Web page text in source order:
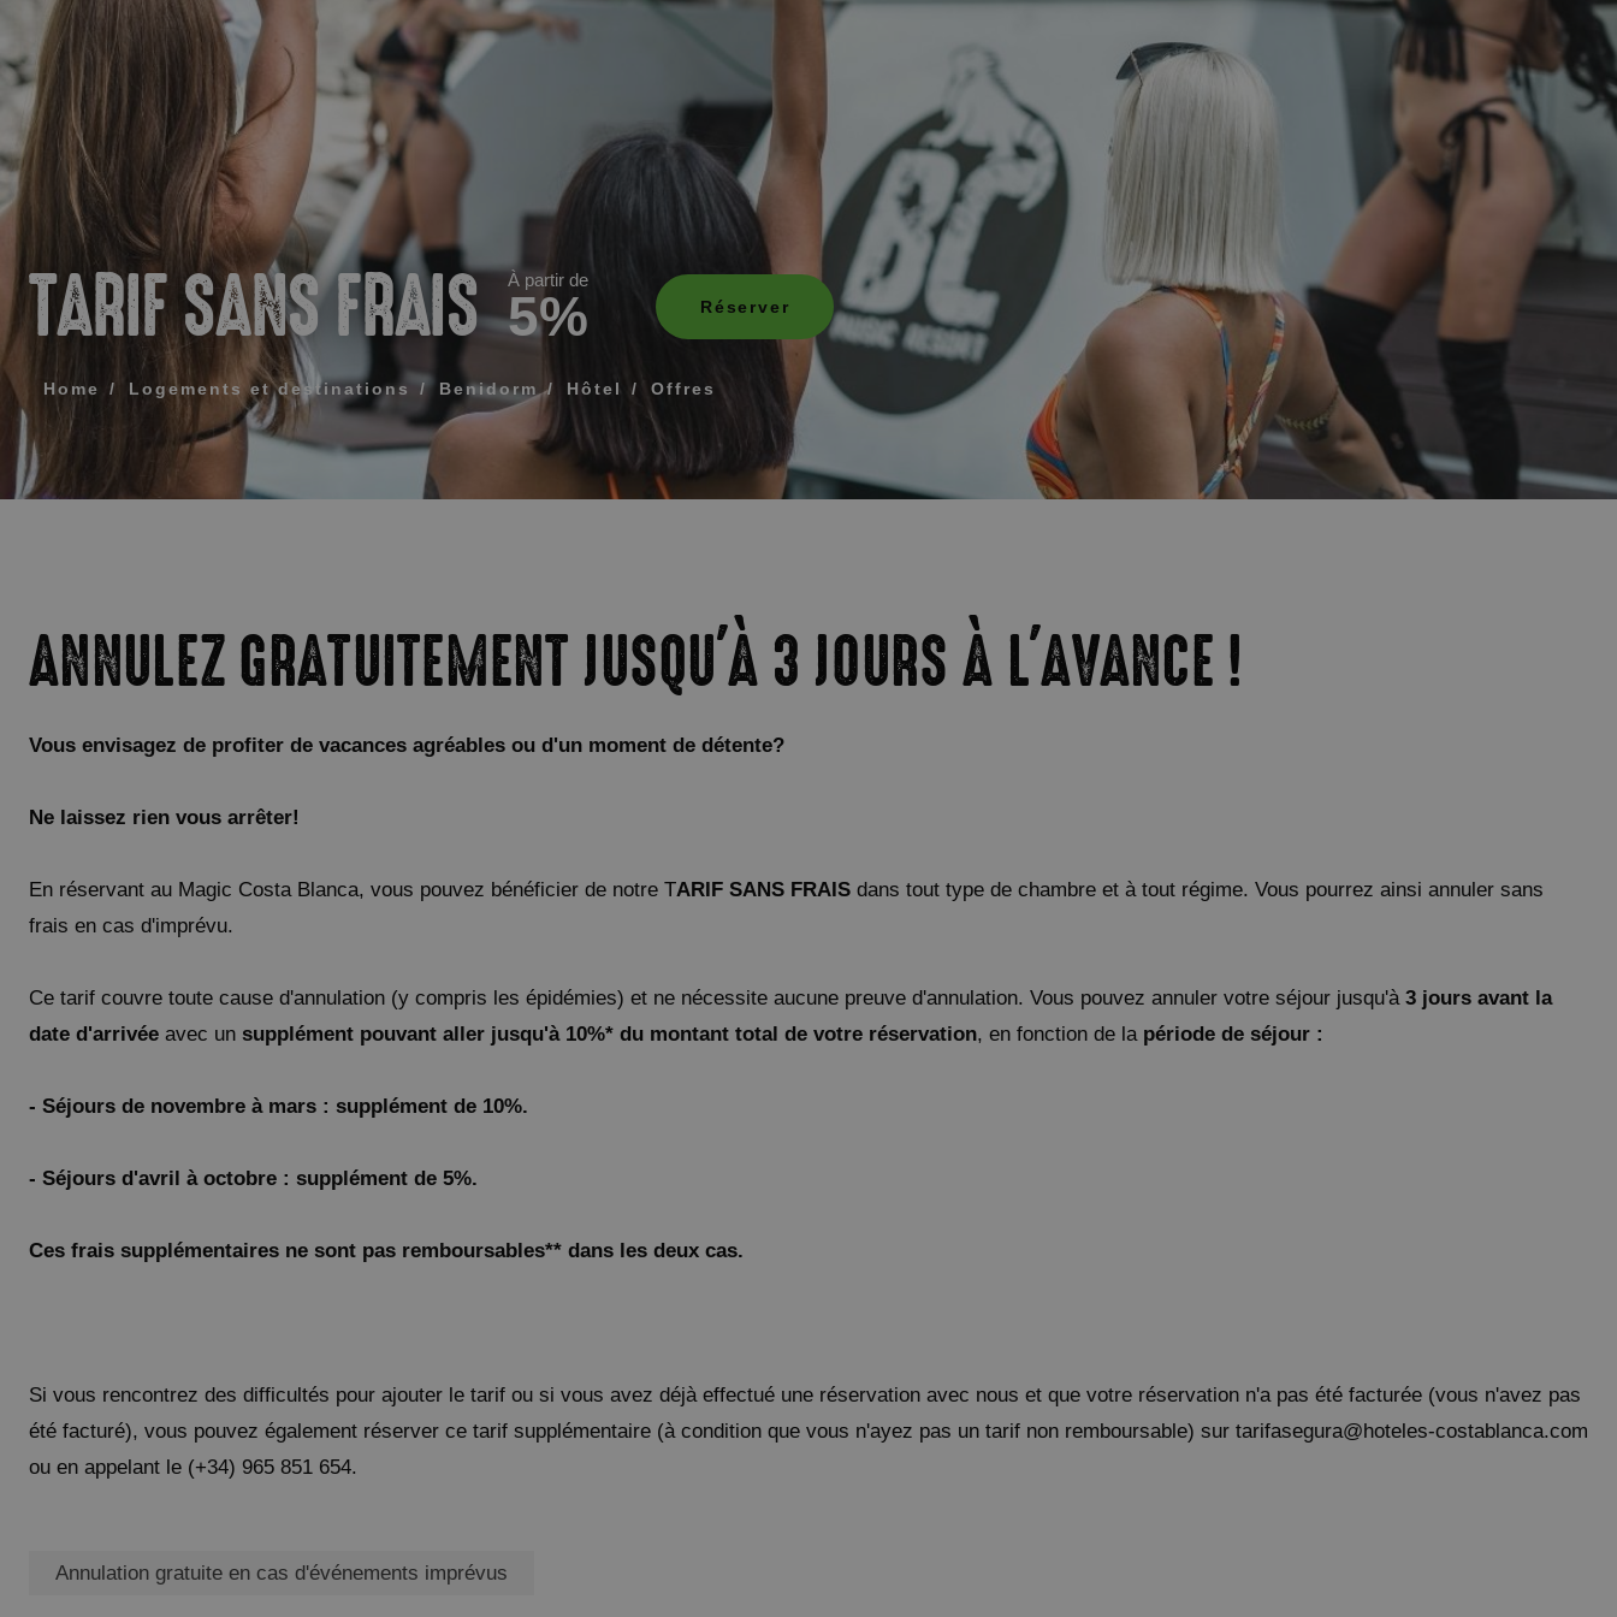
Que comprend mon régime ?
Comment réserver et gérer votre
Modifier ma réservation
Annuler ma réservation
Autres demandes
MESSAGE
J'accepte les termes et conditions de confidentialité
ENVOYER
TARIF SANS FRAIS À partir de
5% Réserver
Home Logements et destinations Benidorm Hôtel Offres
ANNULEZ GRATUITEMENT JUSQU'À 3 JOURS À L'AVANCE !
Vous envisagez de profiter de vacances agréables ou d'un moment de détente?
Ne laissez rien vous arrêter!
En réservant au Magic Costa Blanca, vous pouvez bénéficier de notre TARIF SANS FRAIS dans tout type de chambre et à tout régime. Vous pourrez ainsi annuler sans
frais en cas d'imprévu.
Ce tarif couvre toute cause d'annulation (y compris les épidémies) et ne nécessite aucune preuve d'annulation. Vous pouvez annuler votre séjour jusqu'à 3 jours avant la
date d'arrivée avec un supplément pouvant aller jusqu'à 10%* du montant total de votre réservation, en fonction de la période de séjour :
- Séjours de novembre à mars : supplément de 10%.
- Séjours d'avril à octobre : supplément de 5%.
Ces frais supplémentaires ne sont pas remboursables** dans les deux cas.
Si vous rencontrez des difficultés pour ajouter le tarif ou si vous avez déjà effectué une réservation avec nous et que votre réservation n'a pas été facturée (vous n'avez pas
été facturé), vous pouvez également réserver ce tarif supplémentaire (à condition que vous n'ayez pas un tarif non remboursable) sur tarifasegura@hoteles-costablanca.com
ou en appelant le (+34) 965 851 654.
Annulation gratuite en cas d'événements imprévus